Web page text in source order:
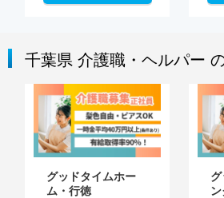
千葉県 介護職・ヘルパー
グッドタイムホー
ム・行徳